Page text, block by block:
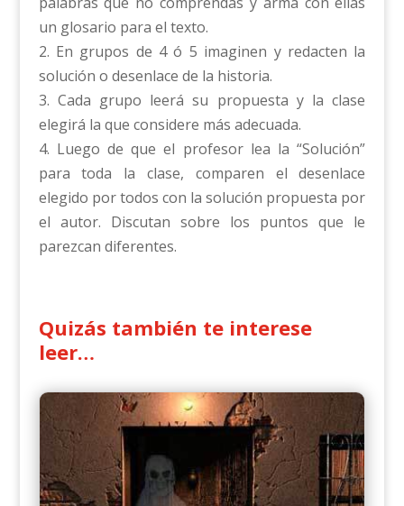
un glosario para el texto.
2. En grupos de 4 ó 5 imaginen y redacten la
solución o desenlace de la historia.
3. Cada grupo leerá su propuesta y la clase
elegirá la que considere más adecuada.
4. Luego de que el profesor lea la “Solución”
para toda la clase, comparen el desenlace
elegido por todos con la solución propuesta por
el autor. Discutan sobre los puntos que le
parezcan diferentes.
Quizás también te interese
leer…